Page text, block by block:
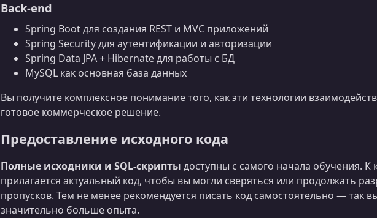
Back-end
Spring Boot для создания REST и MVC приложений
Spring Security для аутентификации и авторизации
Spring Data JPA + Hibernate для работы с БД
MySQL как основная база данных
Вы получите комплексное понимание того, как эти технологии
готовое коммерческое решение.
Предоставление исходного кода
Полные исходники и SQL-скрипты доступны с самого начала обучения. К
прилагается актуальный код, чтобы вы могли сверяться или продолжать
пропусков. Тем не менее рекомендуется писать код самостоятельно — так
значительно больше опыта.